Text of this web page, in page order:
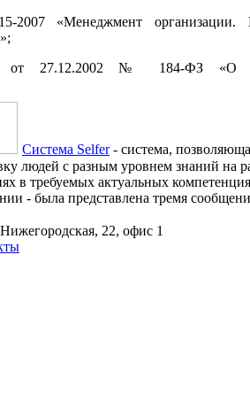
«Менеджмент организации.
от 27.12.2002 № 184-ФЗ «О
Система Selfer- система,
людей с разным уровнем знаний на
в требуемых актуальных
- была представлена тремя
22, офис 1